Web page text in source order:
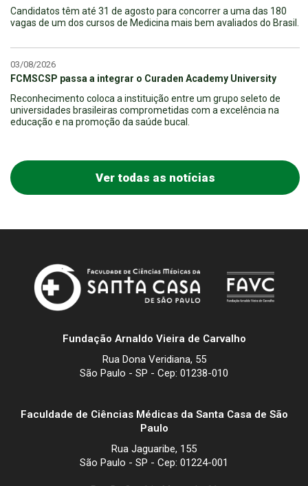
Candidatos têm até 31 de agosto para concorrer a uma das 180
vagas de um dos cursos de Medicina mais bem avaliados do Brasil.
03/08/2026
FCMSCSP passa a integrar o Curaden Academy University
Reconhecimento coloca a instituição entre um grupo seleto de
universidades brasileiras comprometidas com a excelência na
educação e na promoção da saúde bucal.
Ver todas as notícias
Fundação Arnaldo Vieira de Carvalho
Rua Dona Veridiana, 55
São Paulo - SP - Cep: 01238-010
Faculdade de Ciências Médicas da Santa Casa de São
Paulo
Rua Jaguaribe, 155
São Paulo - SP - Cep: 01224-001